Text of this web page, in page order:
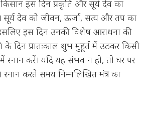
इस दिन प्रकृति और सूर्य देव का
देव को जीवन, ऊर्जा, सत्य और तप का
इस दिन उनकी विशेष आराधना की
के दिन प्रातःकाल शुभ मुहूर्त में उठकर किसी
में स्नान करें। यदि यह संभव न हो, तो घर पर
करते समय निम्नलिखित मंत्र का